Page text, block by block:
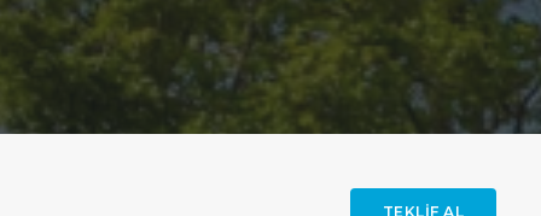
TEKLIF AL